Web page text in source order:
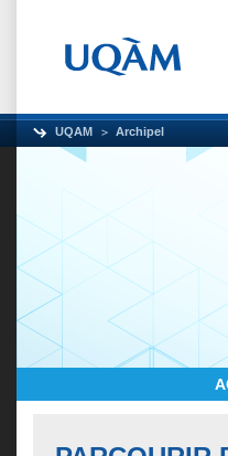
UQAM Archipel